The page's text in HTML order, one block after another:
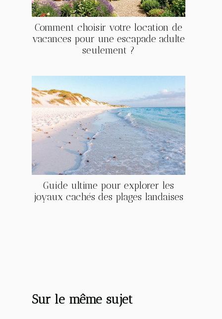
Comment choisir votre location de
vacances pour une escapade adulte
seulement ?
Guide ultime pour explorer les
joyaux cachés des plages landaises
Sur le même sujet